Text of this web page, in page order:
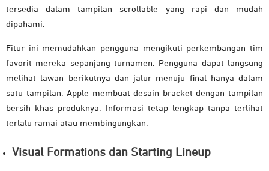
tersedia dalam tampilan scrollable yang rapi dan mudah
dipahami.
Fitur ini memudahkan pengguna mengikuti perkembangan tim
favorit mereka sepanjang turnamen. Pengguna dapat langsung
melihat lawan berikutnya dan jalur menuju final hanya dalam
satu tampilan. Apple membuat desain bracket dengan tampilan
bersih khas produknya. Informasi tetap lengkap tanpa terlihat
terlalu ramai atau membingungkan.
Visual Formations dan Starting Lineup